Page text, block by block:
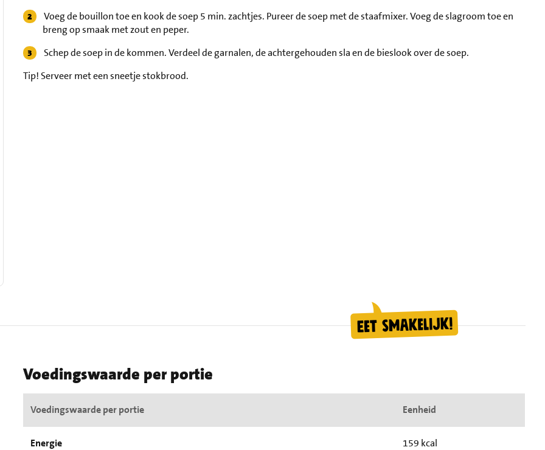
Voeg de bouillon toe en kook de soep 5 min. zachtjes. Pureer de soep met de staafmixer. Voeg de slagroom toe en
breng op smaak met zout en peper.
Schep de soep in de kommen. Verdeel de garnalen, de achtergehouden sla en de bieslook over de soep.
Tip! Serveer met een sneetje stokbrood.
Voedingswaarde per portie
Voedingswaarde per portie Eenheid
Energie 159 kcal